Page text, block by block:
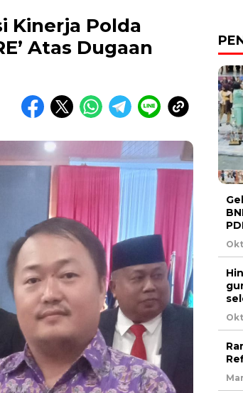
Kinerja Polda
Atas Dugaan